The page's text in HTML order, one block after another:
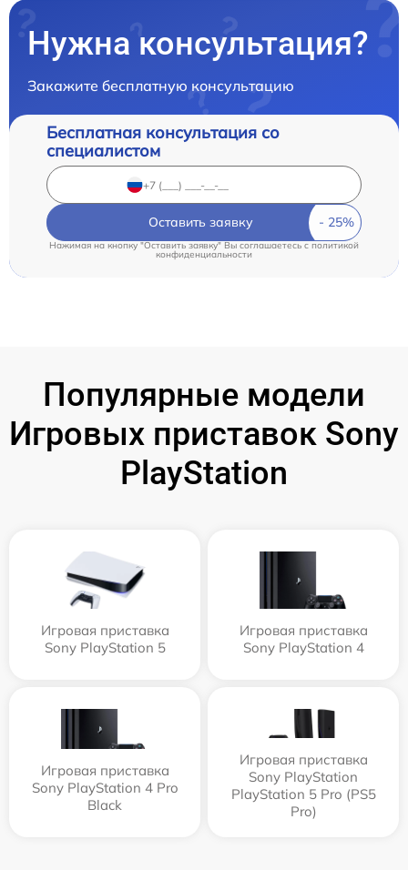
Нужна консультация?
Закажите бесплатную консультацию
Бесплатная консультация со
специалистом
Оставить заявку
Нажимая на кнопку "Оставить заявку" Вы соглашаетесь cполитикой
конфиденциальности
Популярные модели
Игровых приставок Sony
PlayStation
Игровая приставка
Sony PlayStation 5
Игровая приставка
Sony PlayStation 4
Игровая приставка
Sony PlayStation 4 Pro
Black
Игровая приставка
Sony PlayStation
PlayStation 5 Pro (PS5
Pro)